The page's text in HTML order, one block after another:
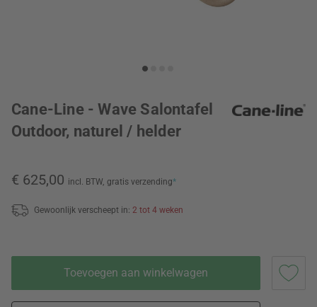
Cane-Line - Wave Salontafel
Outdoor, naturel / helder
€ 625,00 incl. BTW, gratis verzending*
Gewoonlijk verscheept in: 2 tot 4 weken
Toevoegen aan winkelwagen